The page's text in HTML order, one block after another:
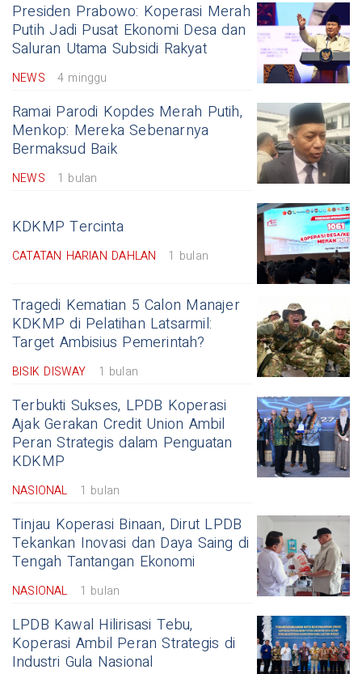
Presiden Prabowo: Koperasi Merah
Putih Jadi Pusat Ekonomi Desa dan
Saluran Utama Subsidi Rakyat
NEWS 4 minggu
Ramai Parodi Kopdes Merah Putih,
Menkop: Mereka Sebenarnya
Bermaksud Baik
NEWS 1 bulan
KDKMP Tercinta
CATATAN HARIAN DAHLAN 1 bulan
Tragedi Kematian 5 Calon Manajer
KDKMP di Pelatihan Latsarmil:
Target Ambisius Pemerintah?
BISIK DISWAY 1 bulan
Terbukti Sukses, LPDB Koperasi
Ajak Gerakan Credit Union Ambil
Peran Strategis dalam Penguatan
KDKMP
NASIONAL 1 bulan
Tinjau Koperasi Binaan, Dirut LPDB
Tekankan Inovasi dan Daya Saing di
Tengah Tantangan Ekonomi
NASIONAL 1 bulan
LPDB Kawal Hilirisasi Tebu,
Koperasi Ambil Peran Strategis di
Industri Gula Nasional